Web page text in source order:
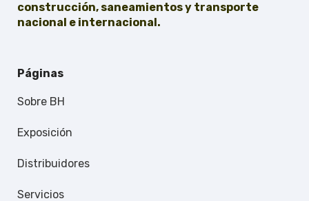
construcción, saneamientos y transporte
nacional e internacional.
Páginas
Sobre BH
Exposición
Distribuidores
Servicios